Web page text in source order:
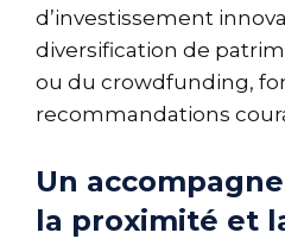
d’investissement
diversification de
ou du crowdfunding,
recommandations
Un
la proximité et